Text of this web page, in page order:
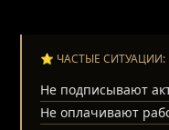
⭐ ЧАСТЫЕ СИТУАЦИИ:
Не подписывают
Не оплачивают